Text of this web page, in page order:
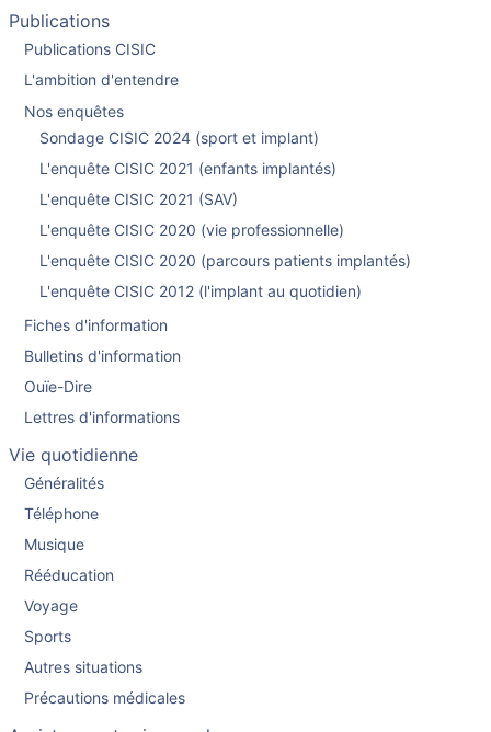
Publications
Publications CISIC
L'ambition d'entendre
Nos enquêtes
Sondage CISIC 2024 (sport et implant)
L'enquête CISIC 2021 (enfants implantés)
L'enquête CISIC 2021 (SAV)
L'enquête CISIC 2020 (vie professionnelle)
L'enquête CISIC 2020 (parcours patients implantés)
L'enquête CISIC 2012 (l'implant au quotidien)
Fiches d'information
Bulletins d'information
Ouïe-Dire
Lettres d'informations
Vie quotidienne
Généralités
Téléphone
Musique
Rééducation
Voyage
Sports
Autres situations
Précautions médicales